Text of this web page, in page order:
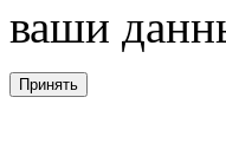
ваши
Принять